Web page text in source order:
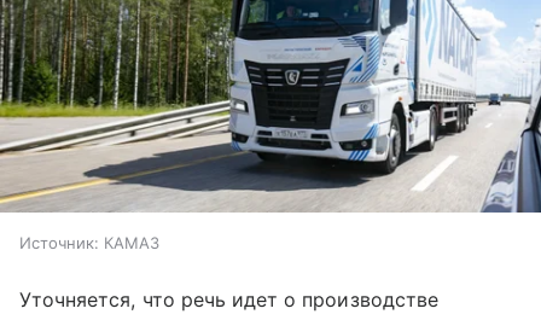
Источник: КАМАЗ
Уточняется, что речь идет о производстве